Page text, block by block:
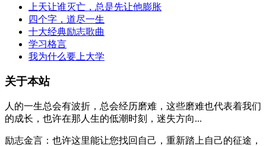
上天让谁灭亡，总是先让他膨胀
四个字，道尽一生
十大经典励志歌曲
学习格言
我为什么要上大学
关于本站
人的一生总会有波折，总会经历磨难，这些磨难也代表着我们
的成长，也许在那人生的低潮时刻，迷失方向...
励志金言：也许这里能让您找回自己，重新踏上自己的征途，